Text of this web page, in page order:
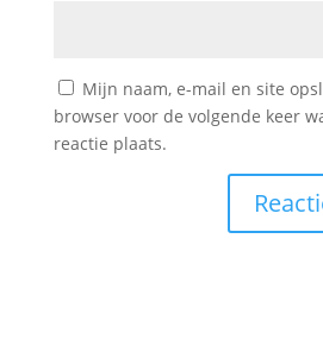
Mijn naam, e-mail en site
browser voor de volgende keer
reactie plaats.